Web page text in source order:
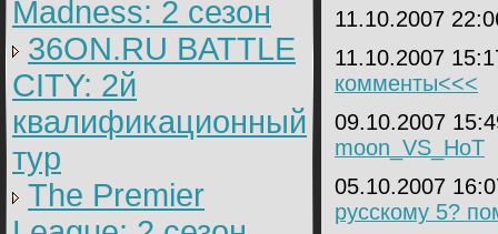
Madness: 2 сезон
36ON.RU BATTLE
CITY: 2й
квалификационный
тур
The Premier
11.10.2007
11.10.2007
комменты<<<
09.10.2007
moon_VS_HoT
05.10.2007
русскому 5?